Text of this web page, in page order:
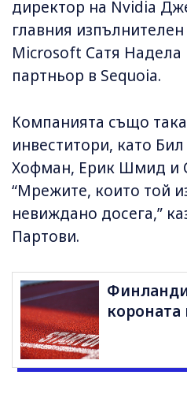
директор на Nvidia
главния
Microsoft Сатя
партньор в Sequoia.
Компанията също
инвеститори, като
Хофман, Ерик Шмид и
“Мрежите, които той
невиждано досега,”
Партови.
короната